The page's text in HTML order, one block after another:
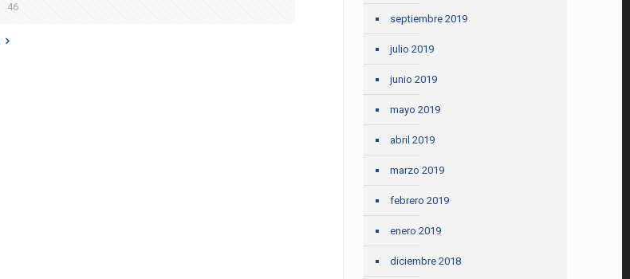
46
septiembre 2019
julio 2019
junio 2019
mayo 2019
abril 2019
marzo 2019
febrero 2019
enero 2019
diciembre 2018